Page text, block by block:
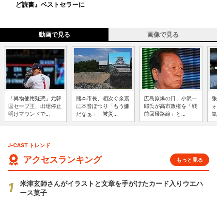
ど読書』ベストセラーに
動画で見る 画像で見る
「異物使用疑惑」元韓
国セーブ王、出場停止
明けマウンドで...
熊本市長、相次ぐ余震
に本音ぽつり「もう嫌
だなぁ」 被災...
広島原爆の日、小沢一
郎氏が高市政権を「戦
前回帰路線」と...
J-CAST トレンド
アクセスランキング もっと見る
米津玄師さんがイラストと文章を手がけたカード入りウエハ
ース菓子